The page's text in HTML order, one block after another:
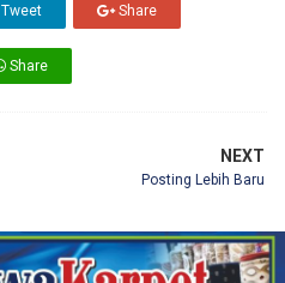
Tweet Share
Share
NEXT
Posting Lebih Baru